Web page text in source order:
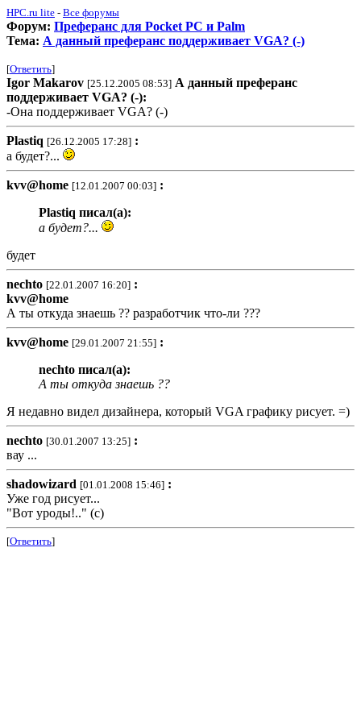
HPC.ru lite - Все форумы
Форум: Преферанс для Pocket PC и Palm
Тема: А данный преферанс поддерживает VGA? (-)
[Ответить]
Igor Makarov [25.12.2005 08:53] А данный преферанс
поддерживает VGA? (-):
-Она поддерживает VGA? (-)
Plastiq [26.12.2005 17:28] :
а будет?...
kvv@home [12.01.2007 00:03] :
Plastiq писал(а):
а будет?...
будет
nechto [22.01.2007 16:20] :
kvv@home
А ты откуда знаешь ?? разработчик что-ли ???
kvv@home [29.01.2007 21:55] :
nechto писал(а):
А ты откуда знаешь ??
Я недавно видел дизайнера, который VGA графику рисует. =)
nechto [30.01.2007 13:25] :
вау ...
shadowizard [01.01.2008 15:46] :
Уже год рисует...
"Вот уроды!.." (c)
[Ответить]